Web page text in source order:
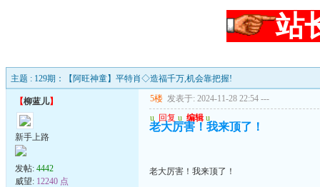
站
主题 : 129期：【阿旺神童】平特肖◇造福千万,机会靠把握!
【柳蓝儿】
新手上路
发帖: 4442
威望: 12240 点
5楼 发表于: 2024-11-28 22:54 ---
u 回复 u 编辑 u
老大厉害！我来顶了！
老大厉害！我来顶了！